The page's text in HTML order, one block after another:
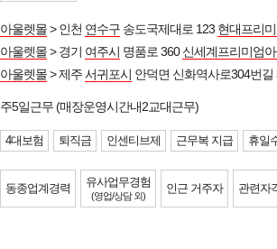
아울렛몰> 인천 연수구 송도국제대로 123 현대프리
아울렛몰> 경기 여주시 명품로 360신세계프리미엄
아울렛몰> 제주서귀포시 안덕면 신화역사로304번길
주5일근무 (매장운영시간내2교대근무)
4대보험 퇴직금 인센티브제 근무복 지급 휴일
동종업계경력 유사업무경험
(영업/상담 외)
인근 거주자 관련자